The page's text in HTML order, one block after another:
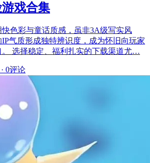
戏合集
色彩与童话质感，虽非3A级写实风
气质形成独特辨识度，成为怀旧向玩家
选择稳定、福利扎实的下载渠道尤…
· 0评论